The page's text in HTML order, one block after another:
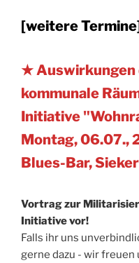
[weitere
★
kommunale
Initiative
Montag, 06.07.,
Blues-Bar,
Vortrag zur
Initiative vor!
Falls ihr uns
gerne dazu - wir freuen